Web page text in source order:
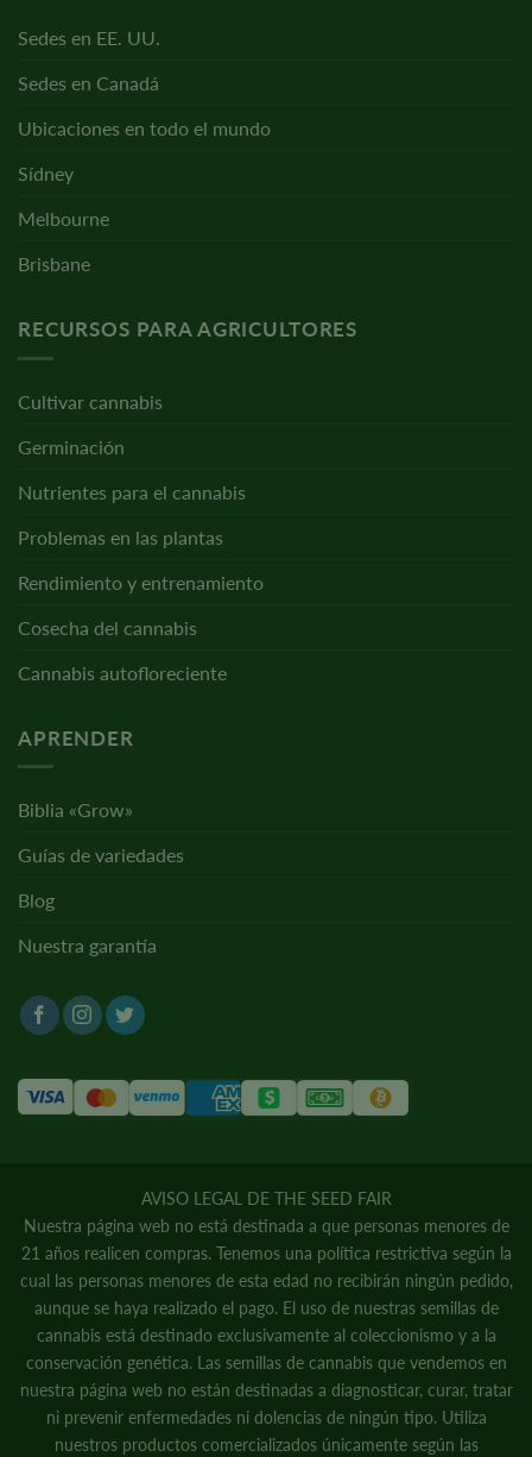
Sedes en EE. UU.
Sedes en Canadá
Ubicaciones en todo el mundo
Sídney
Melbourne
Brisbane
RECURSOS PARA AGRICULTORES
Cultivar cannabis
Germinación
Nutrientes para el cannabis
Problemas en las plantas
Rendimiento y entrenamiento
Cosecha del cannabis
Cannabis autofloreciente
APRENDER
Biblia «Grow»
Guías de variedades
Blog
Nuestra garantía
AVISO LEGAL DE THE SEED FAIR
Nuestra página web no está destinada a que personas menores de
21 años realicen compras. Tenemos una política restrictiva según la
cual las personas menores de esta edad no recibirán ningún pedido,
aunque se haya realizado el pago. El uso de nuestras semillas de
cannabis está destinado exclusivamente al coleccionismo y a la
conservación genética. Las semillas de cannabis que vendemos en
nuestra página web no están destinadas a diagnosticar, curar, tratar
ni prevenir enfermedades ni dolencias de ningún tipo. Utiliza
nuestros productos comercializados únicamente según las